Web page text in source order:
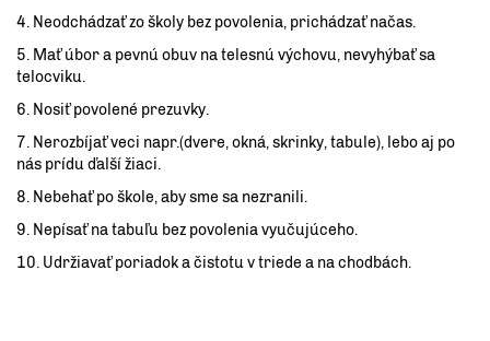
4. Neodchádzať zo školy bez povolenia, prichádzať načas.
5. Mať úbor a pevnú obuv na telesnú výchovu, nevyhýbať sa
telocviku.
6. Nosiť povolené prezuvky.
7. Nerozbíjať veci napr.(dvere, okná, skrinky, tabule), lebo aj po
nás prídu ďalší žiaci.
8. Nebehať po škole, aby sme sa nezranili.
9. Nepísať na tabuľu bez povolenia vyučujúceho.
10. Udržiavať poriadok a čistotu v triede a na chodbách.